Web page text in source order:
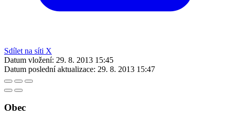
Sdílet na síti X
Datum vložení: 29. 8. 2013 15:45
Datum poslední aktualizace: 29. 8. 2013 15:47
Obec